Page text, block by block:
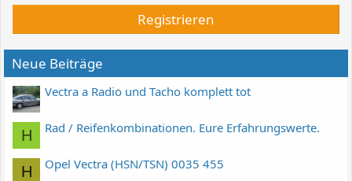
Registrieren
Neue Beiträge
Vectra a Radio und Tacho komplett tot
H Rad / Reifenkombinationen. Eure Erfahrungswerte.
H Opel Vectra (HSN/TSN) 0035 455